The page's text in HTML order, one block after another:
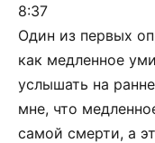
8:37
Один из первых
как медленное
услышать на
мне, что
самой смерти, а